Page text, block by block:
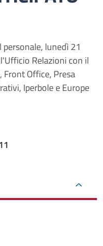
lunedì 21
Relazioni con il
Front Office, Presa
Iperbole e Europe